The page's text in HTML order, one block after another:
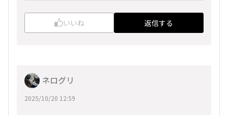
いいね 返信する
ネログリ
2025/10/20 12:59